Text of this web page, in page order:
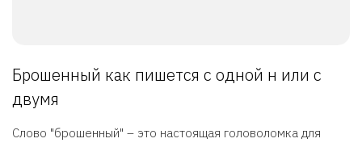
Брошенный как пишется с одной н или с
двумя
Слово "брошенный" – это настоящая головоломка для